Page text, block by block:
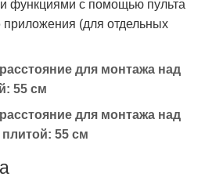
функциями с помощью пульта
приложения (для отдельных
для монтажа над
55 см
для монтажа над
55 см